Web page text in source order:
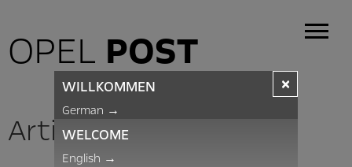
OPEL POST
Articles
×
WILLKOMMEN
German →
WELCOME
English →